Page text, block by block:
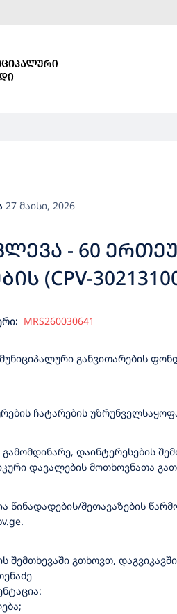
27 მაისი, 2026
- 60
(CPV-
MRS260030641
განვითარების
ჩატარების
დაინტერესების
დავალების მოთხოვნათა
წინადადების/შეთავაზების
შემთხევაში გთხოვთ,